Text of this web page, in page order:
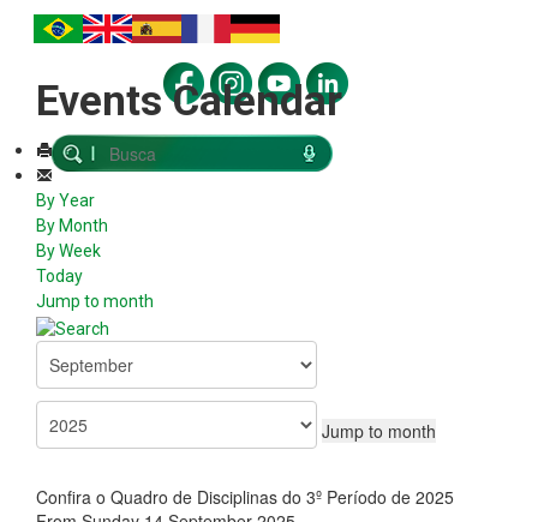
Events Calendar
By Year
By Month
By Week
Today
Jump to month
Jump to month
Confira o Quadro de Disciplinas do 3º Período de 2025